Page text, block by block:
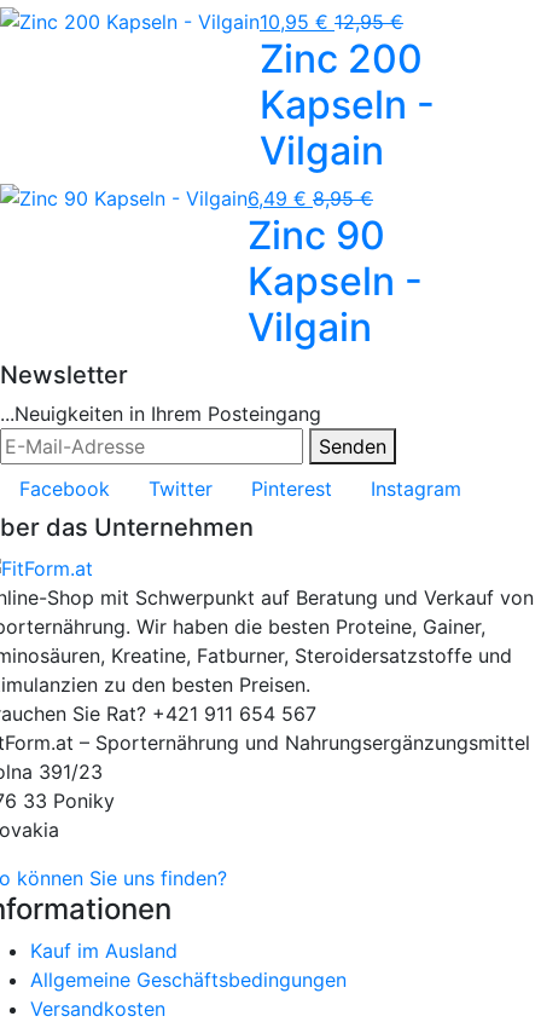
10,95 € 12,95 €
Zinc 200
Kapseln -
Vilgain
6,49 € 8,95 €
Zinc 90
Kapseln -
Vilgain
Newsletter
...Neuigkeiten in Ihrem Posteingang
Senden
Facebook
Twitter Pinterest Instagram
das Unternehmen
Shop mit Schwerpunkt auf Beratung und Verkauf von
Wir haben die besten Proteine, Gainer,
Kreatine, Fatburner, Steroidersatzstoffe und
zu den besten Preisen.
Sie Rat? +421 911 654 567
– Sporternährung und Nahrungsergänzungsmittel
391/23
33 Poniky
können Sie uns finden?
Kauf im Ausland
Allgemeine Geschäftsbedingungen
Versandkosten